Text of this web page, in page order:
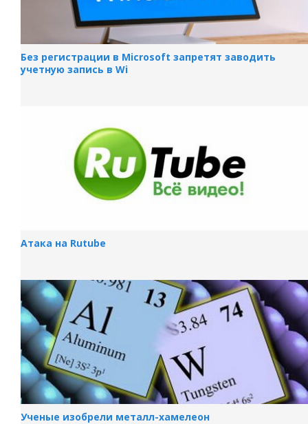
Без регистрации в Microsoft запретят заводить
учетную запись в Wi
Атака на Rutube
Ученые изобрели металл-хамелеон